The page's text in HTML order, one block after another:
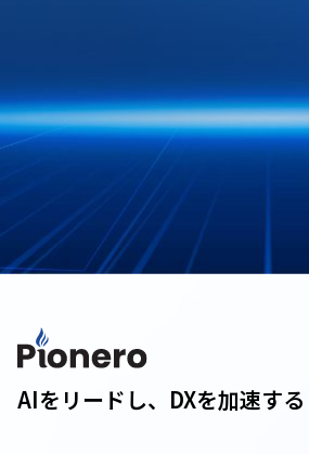
AIをリードし、DXを加速する